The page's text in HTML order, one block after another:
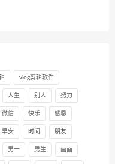
vlog剪辑软件
人生 别人 努力
微信 快乐 感恩
早安 时间 朋友
男一 男生 画面